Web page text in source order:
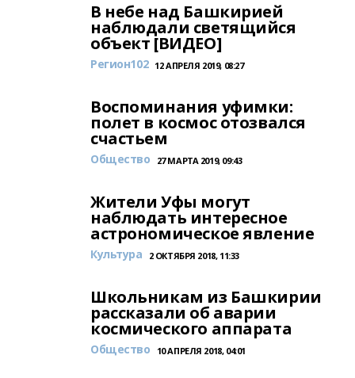
В небе над Башкирией
наблюдали светящийся
объект [ВИДЕО]
Регион102 12 АПРЕЛЯ 2019, 08:27
Воспоминания уфимки:
полет в космос отозвался
счастьем
Общество 27 МАРТА 2019, 09:43
Жители Уфы могут
наблюдать интересное
астрономическое явление
Культура 2 ОКТЯБРЯ 2018, 11:33
Школьникам из Башкирии
рассказали об аварии
космического аппарата
Общество 10 АПРЕЛЯ 2018, 04:01